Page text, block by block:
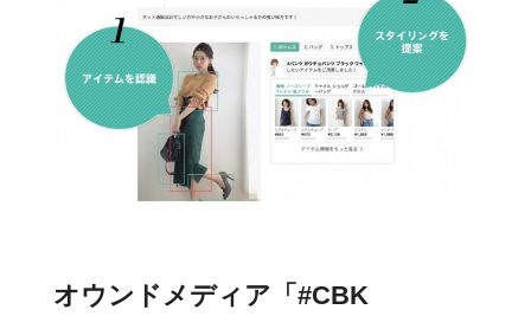
オウンドメディア「#CBK